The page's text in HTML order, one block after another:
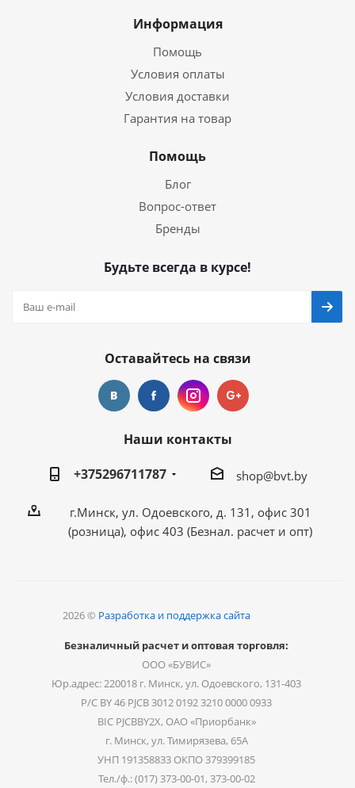
Информация
Помощь
Условия оплаты
Условия доставки
Гарантия на товар
Помощь
Блог
Вопрос-ответ
Бренды
Будьте всегда в курсе!
Оставайтесь на связи
Наши контакты
+375296711787
shop@bvt.by
г.Минск, ул. Одоевского, д. 131, офис 301
(розница), офис 403 (Безнал. расчет и опт)
2026 © Разработка и поддержка сайта
Безналичный расчет и оптовая торговля:
ООО «БУВИС»
Юр.адрес: 220018 г. Минск, ул. Одоевского, 131-403
Р/С BY 46 PJCB 3012 0192 3210 0000 0933
BIC PJCBBY2X, ОАО «Приорбанк»
г. Минск, ул. Тимирязева, 65А
УНП 191358833 ОКПО 379399185
Тел./ф.: (017) 373-00-01, 373-00-02